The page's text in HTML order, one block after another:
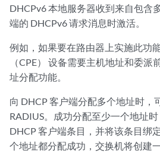
DHCPv6 本地服务器收到来自包含
端的 DHCPv6 请求消息时激活。
例如，如果要在路由器上实施此功
（CPE） 设备需要主机地址和委
址分配功能。
向 DHCP 客户端分配多个地址时，
RADIUS。成功分配至少一个地址
DHCP 客户端条目，并将该条目绑
个地址都分配成功，交换机将创建